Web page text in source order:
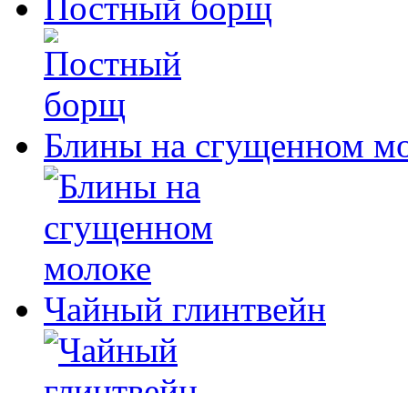
Блины на сгущенном
Чайный глинтвейн